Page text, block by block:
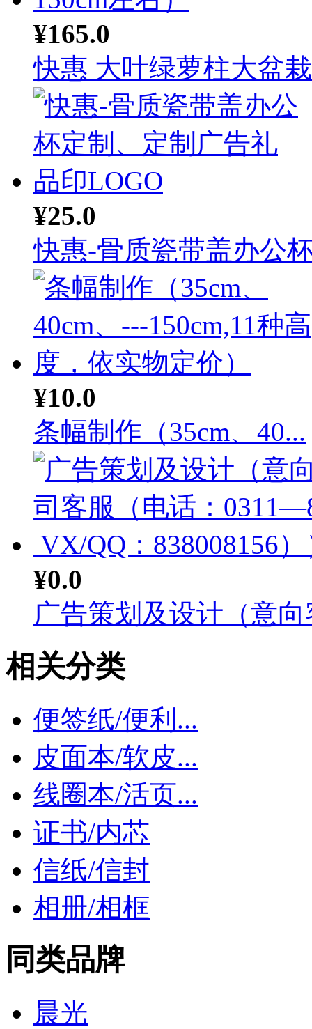
¥165.0
快惠 大叶绿萝柱大盆
¥25.0
快惠-骨质瓷带盖办公
¥10.0
条幅制作（35cm、40...
¥0.0
广告策划及设计（意向
相关分类
便签纸/便利...
皮面本/软皮...
线圈本/活页...
证书/内芯
信纸/信封
相册/相框
同类品牌
晨光